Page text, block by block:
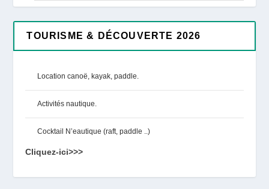
TOURISME & DÉCOUVERTE 2026
Location canoë, kayak, paddle.
Activités nautique.
Cocktail N’eautique (raft, paddle ..)
Cliquez-ici>>>